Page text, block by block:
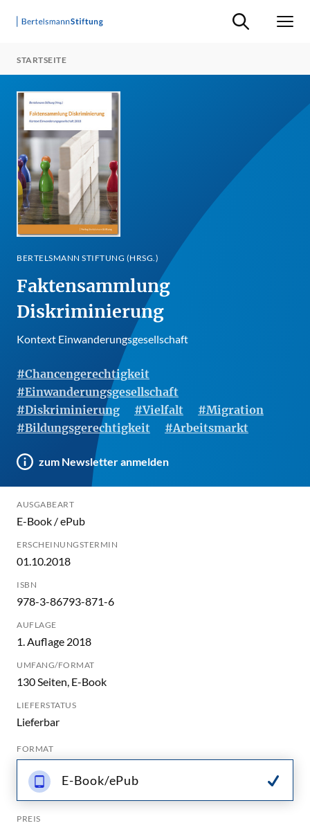
Suche ein-/
STARTSEITE
BERTELSMANN STIFTUNG (HRSG.)
Faktensammlung
Diskriminierung
Kontext Einwanderungsgesellschaft
#Chancengerechtigkeit
#Einwanderungsgesellschaft
#Diskriminierung
#Vielfalt
#Migration
#Bildungsgerechtigkeit
#Arbeitsmarkt
zum Newsletter anmelden
AUSGABEART
E-Book / ePub
ERSCHEINUNGSTERMIN
01.10.2018
ISBN
978-3-86793-871-6
AUFLAGE
1. Auflage 2018
UMFANG/FORMAT
130 Seiten, E-Book
LIEFERSTATUS
Lieferbar
FORMAT
E-Book/ePub
PREIS